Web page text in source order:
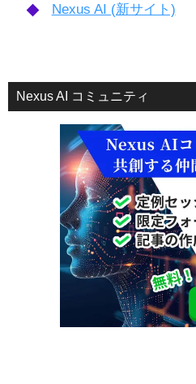
Nexus AI (新サイト)
Nexus AI コミュニティ